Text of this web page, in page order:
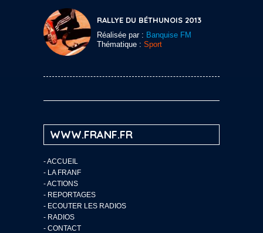
RALLYE DU BÉTHUNOIS 2013
Réalisée par : Banquise FM
Thématique : Sport
WWW.FRANF.FR
-ACCUEIL
- LA FRANF
-ACTIONS
- REPORTAGES
- ECOUTER LES RADIOS
- RADIOS
- CONTACT